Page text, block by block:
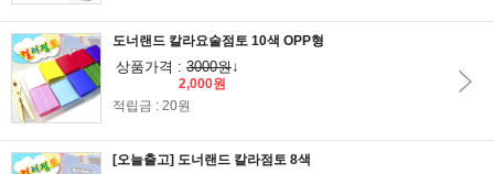
도너랜드 칼라요술점토 10색 OPP형
상품가격 : 3000원↓
2,000원
적립금 : 20원
[오늘출고] 도너랜드 칼라점토 8색